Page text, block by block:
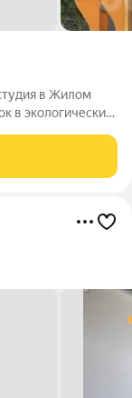
в Жилом
в экологически
Современные